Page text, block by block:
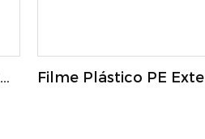
Filme Plástico PE